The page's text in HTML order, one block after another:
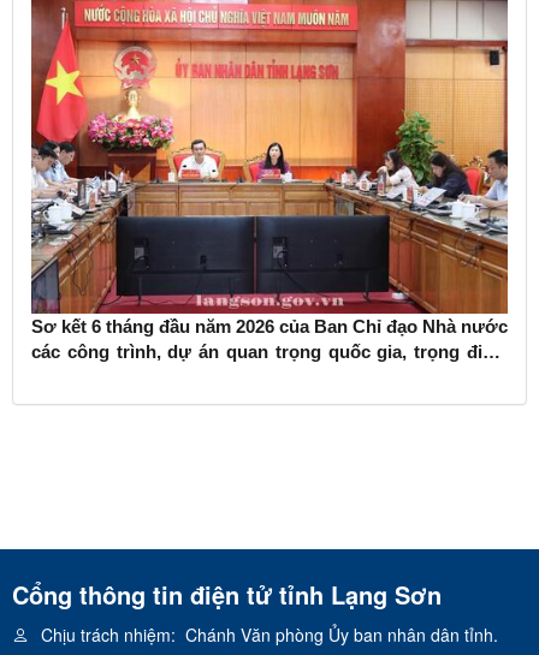
Sơ kết 6 tháng đầu năm 2026 của Ban Chỉ đạo Nhà nước
các công trình, dự án quan trọng quốc gia, trọng điểm
Cổng thông tin điện tử tỉnh Lạng Sơn
Chịu trách nhiệm: Chánh Văn phòng Ủy ban nhân dân tỉnh.